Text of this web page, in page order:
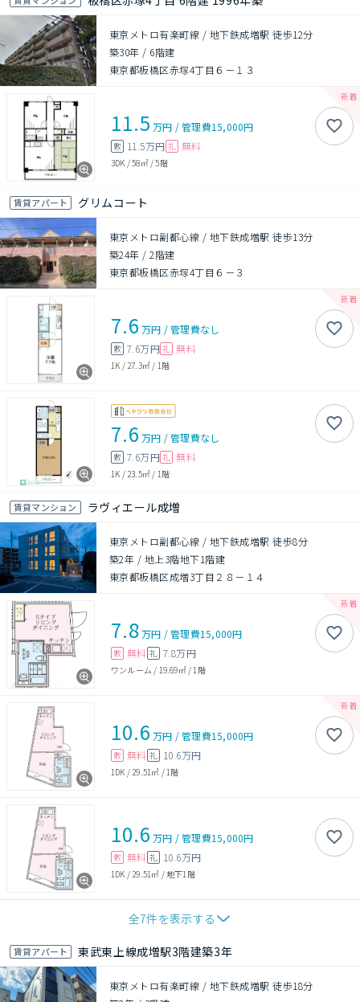
東京メトロ有楽町線 / 地下鉄成増駅 徒歩12分
築30年 / 6階建
東京都板橋区赤塚4丁目６－１３
11.5 万円 /管理費15,000円
敷 11.5万円 礼 無料
3DK /58㎡/5階
賃貸アパート グリムコート
東京メトロ副都心線 / 地下鉄成増駅 徒歩13分
築24年 /2階建
東京都板橋区赤塚4丁目６－３
7.6 万円 /管理費なし
敷 7.6万円 礼 無料
1K / 27.3㎡ / 1階
7.6 万円 /管理費なし
敷 7.6万円 礼 無料
1K /23.5㎡ / 1階
賃貸マンション ラヴィエール成増
東京メトロ副都心線 / 地下鉄成増駅 徒歩8分
築2年 / 地上3階地下1階建
東京都板橋区成増3丁目２８－１４
7.8万円 /管理費15,000円
敷 無料 礼 7.8万円
ワンルーム / 19.69㎡/ 1階
10.6 万円 /管理費15,000円
敷 無料 礼 10.6万円
1DK / 29.51㎡ / 1階
10.6 万円 /管理費15,000円
敷 無料 礼 10.6万円
1DK / 29.51㎡ /地下1階
全7件を表示する
賃貸アパート 東武東上線成増駅3階建築3年
東京メトロ有楽町線 / 地下鉄成増駅 徒歩18分